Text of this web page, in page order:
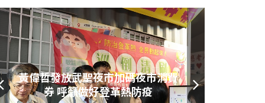
黃偉哲發放武聖夜市加碼夜市消費
券 呼籲做好登革熱防疫